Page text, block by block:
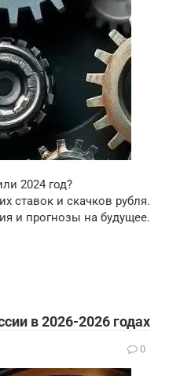
2024 год?
ставок и скачков рубля.
и прогнозы на будущее.
в 2026-2026 годах
0